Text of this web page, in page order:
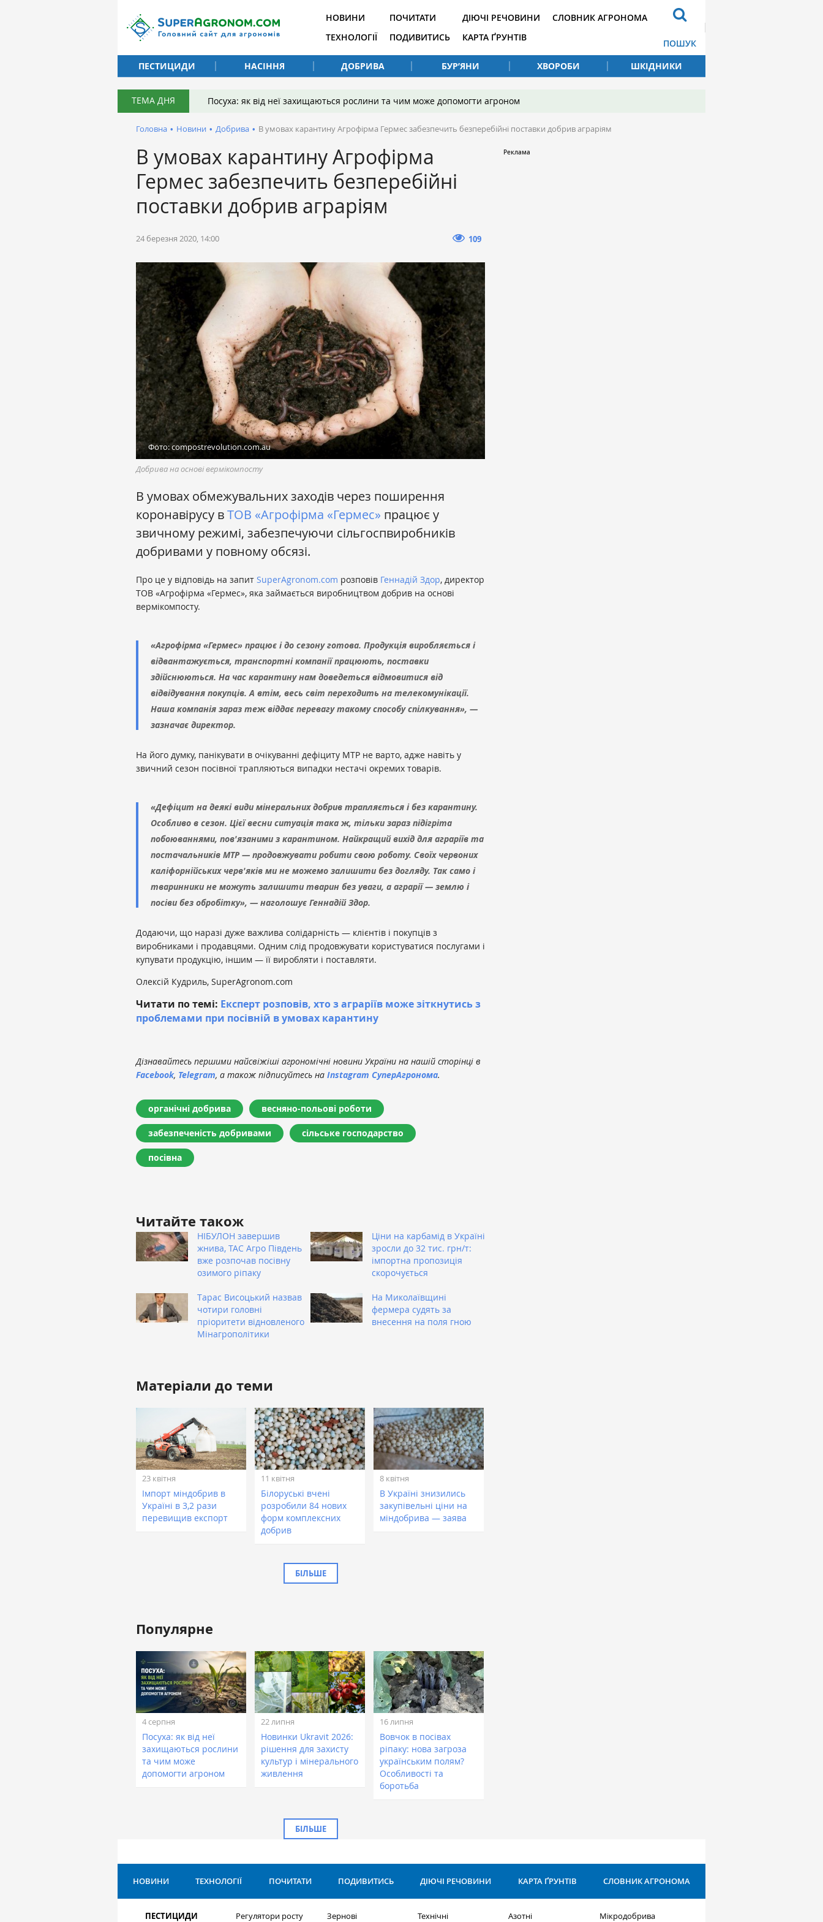
НОВИНИ
ТЕХНОЛОГІЇ
ПОЧИТАТИ
ПОДИВИТИСЬ
ДІЮЧІ РЕЧОВИНИ
КАРТА ҐРУНТІВ
СЛОВНИК АГРОНОМА
ПОШУК
ПЕСТИЦИДИ
НАСІННЯ ДОБРИВА БУР’ЯНИ ХВОРОБИ ШКІДНИКИ
ТЕМА ДНЯ Посуха: як від неї захищаються рослини та чим може допомогти агроном
Головна • Новини • Добрива • В умовах карантину Агрофірма Гермес забезпечить безперебійні поставки добрив аграріям
В умовах карантину Агрофірма
Гермес забезпечить безперебійні
поставки добрив аграріям
24 березня 2020, 14:00 109
Фото: compostrevolution.com.au
Добрива на основі вермікомпосту
В умовах обмежувальних заходів через поширення
коронавірусу вТОВ «Агрофірма «Гермес» працює у
звичному режимі, забезпечуючи сільгоспвиробників
добривами у повному обсязі.
Про це у відповідь на запит SuperAgronom.com розповів Геннадій Здор, директор
ТОВ «Агрофірма «Гермес», яка займається виробництвом добрив на основі
вермікомпосту.
«Агрофірма «Гермес» працює і до сезону готова. Продукція виробляється і
відвантажується, транспортні компанії працюють, поставки
здійснюються. На час карантину нам доведеться відмовитися від
відвідування покупців. А втім, весь світ переходить на телекомунікації.
Наша компанія зараз теж віддає перевагу такому способу спілкування», —
зазначає директор.
На його думку, панікувати в очікуванні дефіциту МТР не варто, адже навіть у
звичний сезон посівної трапляються випадки нестачі окремих товарів.
«Дефіцит на деякі види мінеральних добрив трапляється і без карантину.
Особливо в сезон. Цієї весни ситуація така ж, тільки зараз підігріта
побоюваннями, пов'язаними з карантином. Найкращий вихід для аграріїв та
постачальників МТР — продовжувати робити свою роботу. Своїх червоних
каліфорнійських черв'яків ми не можемо залишити без догляду. Так само і
тваринники не можуть залишити тварин без уваги, а аграрії — землю і
посіви без обробітку», — наголошує Геннадій Здор.
Додаючи, що наразі дуже важлива солідарність — клієнтів і покупців з
виробниками і продавцями. Одним слід продовжувати користуватися послугами і
купувати продукцію, іншим — її виробляти і поставляти.
Олексій Кудриль, SuperAgronom.com
Читати по темі: Експерт розповів, хто з аграріїв може зіткнутись з
проблемами при посівній в умовах карантину
Дізнавайтесь першими найсвіжіші агрономічні новини України на нашій сторінці в
Facebook, Telegram, а також підписуйтесь на Instagram СуперАгронома.
органічні добрива весняно-польові роботи
забезпеченість добривами сільське господарство
посівна
Читайте також
НІБУЛОН завершив
жнива, ТАС Агро Південь
вже розпочав посівну
озимого ріпаку
Ціни на карбамід в Україні
зросли до 32 тис. грн/т:
імпортна пропозиція
скорочується
Тарас Висоцький назвав
чотири головні
пріоритети відновленого
Мінагрополітики
На Миколаївщині
фермера судять за
внесення на поля гною
Матеріали до теми
23 квітня
Імпорт міндобрив в
Україні в 3,2 рази
перевищив експорт
11 квітня
Білоруські вчені
розробили 84 нових
форм комплексних
добрив
8 квітня
В Україні знизились
закупівельні ціни на
міндобрива — заява
БІЛЬШЕ
Популярне
4 серпня
Посуха: як від неї
захищаються рослини
та чим може
допомогти агроном
22 липня
Новинки Ukravit 2026:
рішення для захисту
культур і мінерального
живлення
16 липня
Вовчок в посівах
ріпаку: нова загроза
українським полям?
Особливості та
боротьба
БІЛЬШЕ
НОВИНИ ТЕХНОЛОГІЇ ПОЧИТАТИ ПОДИВИТИСЬ ДІЮЧІ РЕЧОВИНИ КАРТА ҐРУНТІВ СЛОВНИК АГРОНОМА
ПЕСТИЦИДИ Регулятори росту Зернові Технічні Азотні Мікродобрива